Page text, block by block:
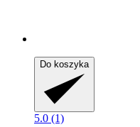
Do koszyka
5.0 (1)